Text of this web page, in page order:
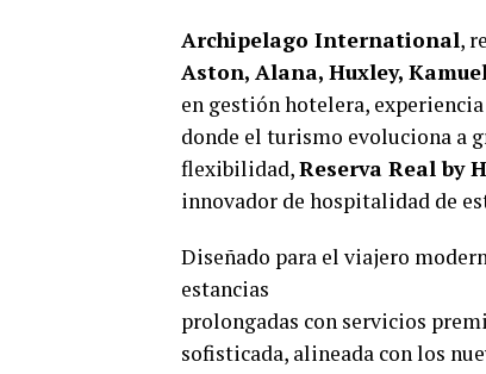
Archipelago International,
Aston, Alana, Huxley,
en gestión hotelera,
donde el turismo evoluciona a
flexibilidad,Reserva Real by
innovador de hospitalidad de
Diseñado para el viajero
estancias
prolongadas con servicios
sofisticada, alineada con los